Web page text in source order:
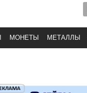
МОНЕТЫ МЕТАЛЛЫ